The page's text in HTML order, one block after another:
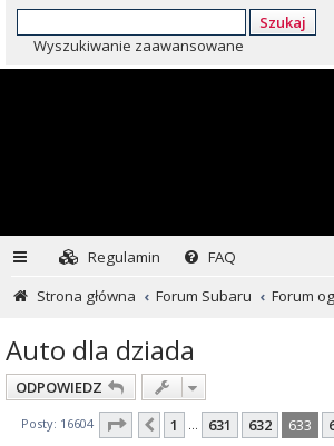
Szukaj
Wyszukiwanie zaawansowane
Regulamin
FAQ
Strona główna
Forum Subaru Forum
Auto dla dziada
ODPOWIEDZ
Posty: 16604 Strona 633 z665
Poprzednia
1 … 631 632 633